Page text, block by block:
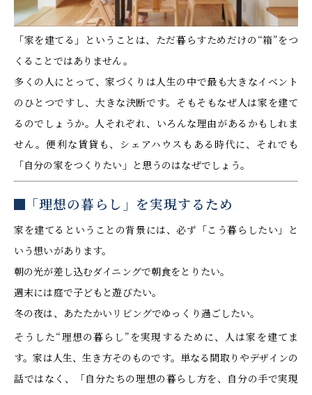
「家を建てる」ということは、ただ暮らすためだけの“箱”をつ
くることではありません。
多くの人にとって、家づくりは人生の中で最も大きなイベント
のひとつですし、大きな決断です。そもそもなぜ人は家を建て
るのでしょうか。人それぞれ、いろんな理由があるかもしれま
せん。便利な賃貸も、シェアハウスもある時代に、それでも
「自分の家をつくりたい」と思うのはなぜでしょう。
「理想の暮らし」を実現するため
家を建てるということの背景には、必ず「こう暮らしたい」と
いう想いがあります。
朝の光が差し込むダイニングで朝食をとりたい。
週末には庭で子どもと遊びたい。
冬の夜は、あたたかいリビングでゆっくり過ごしたい。
そうした“理想の暮らし”を実現するために、人は家を建てま
す。家は人生、生き方そのものです。単なる間取りやデザインの
話ではなく、「自分たちの理想の暮らし方を、自分の手で実現